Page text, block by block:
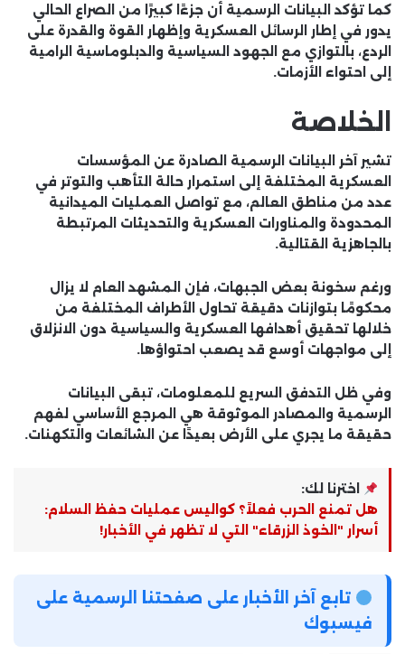
كما تؤكد البيانات الرسمية أن جزءًا كبيرًا من الصراع الحالي
يدور في إطار الرسائل العسكرية وإظهار القوة والقدرة على
الردع، بالتوازي مع الجهود السياسية والدبلوماسية الرامية
إلى احتواء الأزمات.
الخلاصة
تشير آخر البيانات الرسمية الصادرة عن المؤسسات
العسكرية المختلفة إلى استمرار حالة التأهب والتوتر في
عدد من مناطق العالم، مع تواصل العمليات الميدانية
المحدودة والمناورات العسكرية والتحديثات المرتبطة
بالجاهزية القتالية.
ورغم سخونة بعض الجبهات، فإن المشهد العام لا يزال
محكومًا بتوازنات دقيقة تحاول الأطراف المختلفة من
خلالها تحقيق أهدافها العسكرية والسياسية دون الانزلاق
إلى مواجهات أوسع قد يصعب احتواؤها.
وفي ظل التدفق السريع للمعلومات، تبقى البيانات
الرسمية والمصادر الموثوقة هي المرجع الأساسي لفهم
حقيقة ما يجري على الأرض بعيدًا عن الشائعات والتكهنات.
اخترنا لك:
هل تمنع الحرب فعلاً؟ كواليس عمليات حفظ السلام:
أسرار "الخوذ الزرقاء" التي لا تظهر في الأخبار!
تابع آخر الأخبار على صفحتنا الرسمية على
فيسبوك